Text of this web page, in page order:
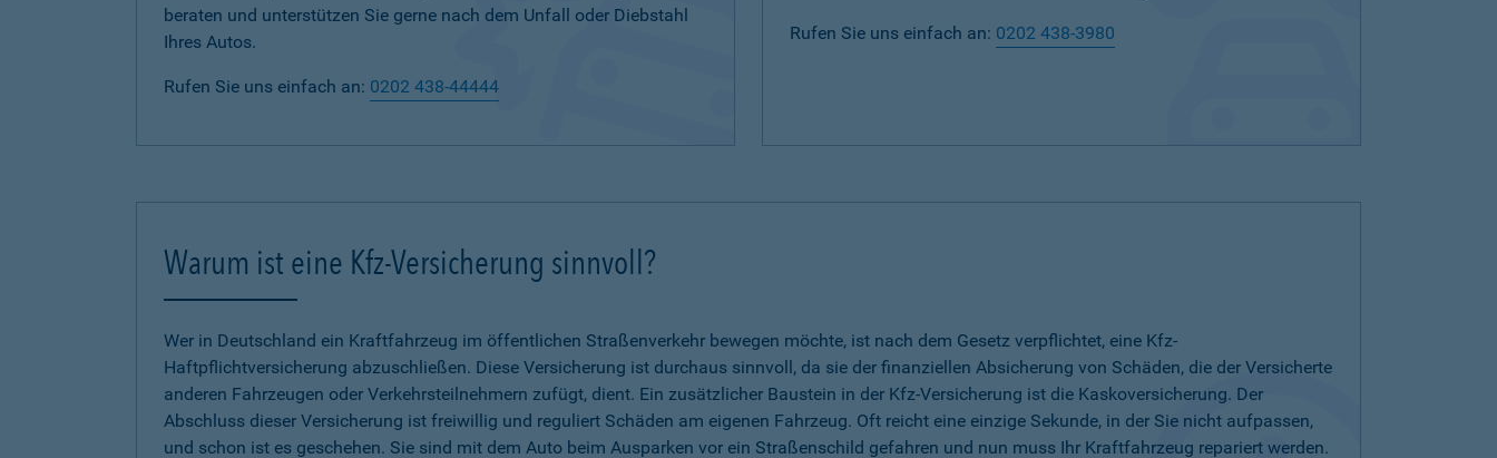
beraten und unterstützen Sie gerne nach dem Unfall oder Diebstahl
Ihres Autos.
Rufen Sie uns einfach an: 0202 438-44444
Rufen Sie uns einfach an: 0202 438-3980
Warum ist eine Kfz-Versicherung sinnvoll?
Wer in Deutschland ein Kraftfahrzeug im öffentlichen Straßenverkehr bewegen möchte, ist nach dem Gesetz verpflichtet, eine Kfz-
Haftpflichtversicherung abzuschließen. Diese Versicherung ist durchaus sinnvoll, da sie der finanziellen Absicherung von Schäden, die der Versicherte
anderen Fahrzeugen oder Verkehrsteilnehmern zufügt, dient. Ein zusätzlicher Baustein in der Kfz-Versicherung ist die Kaskoversicherung. Der
Abschluss dieser Versicherung ist freiwillig und reguliert Schäden am eigenen Fahrzeug. Oft reicht eine einzige Sekunde, in der Sie nicht aufpassen,
und schon ist es geschehen. Sie sind mit dem Auto beim Ausparken vor ein Straßenschild gefahren und nun muss Ihr Kraftfahrzeug repariert werden.